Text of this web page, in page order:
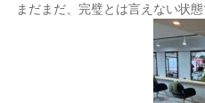
まだまだ、完璧とは言えない状